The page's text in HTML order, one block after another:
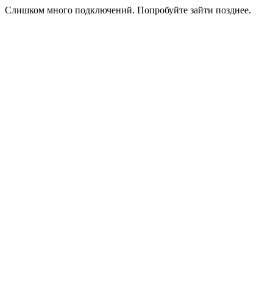
Слишком много подключений. Попробуйте зайти позднее.